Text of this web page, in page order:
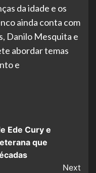
da idade e os
ainda conta com
Danilo Mesquita e
abordar temas
e
Ede Cury e
que
Next